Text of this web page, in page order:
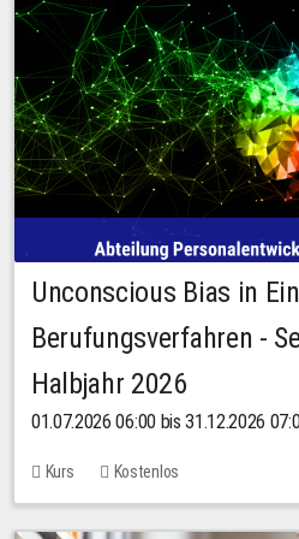
Unconscious Bias in
Berufungsverfahren -
Halbjahr 2026
01.07.2026 06:00 bis 31.12.2026
Kurs Kostenlos